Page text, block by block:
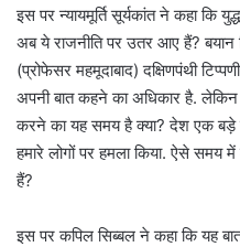
इस पर न्यायमूर्ति सूर्यकांत ने कहा कि
अब ये राजनीति पर उतर आए हैं? बयान
(प्रोफेसर महमूदाबाद) दक्षिणपंथी
अपनी बात कहने का अधिकार है. लेकिन
करने का यह समय है क्या? देश एक
हमारे लोगों पर हमला किया. ऐसे समय में
हैं?
इस पर कपिल सिब्बल ने कहा कि यह